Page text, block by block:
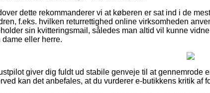
dette rekommanderer vi at køberen er sat ind i de
f.eks. hvilken returrettighed online virksomheden
sin kvitteringsmail, således man altid vil kunne
dame eller herre.
giver dig fuldt ud stabile genveje til at gennemrode
kan det anbefales, at du vurderer e-butikkens kritik af